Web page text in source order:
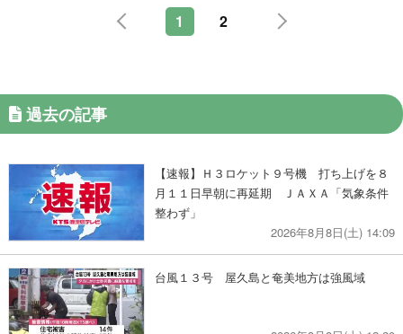
1 2
過去の記事
【速報】Ｈ３ロケット９号機 打ち上げを８
月１１日早朝に再延期 ＪＡＸＡ「気象条件
整わず」
2026年8月8日(土) 14:09
台風１３号 屋久島と奄美地方は強風域